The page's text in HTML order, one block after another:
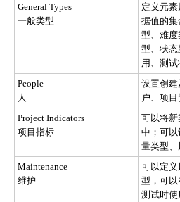
General Types
一般类型
定义元
据值的
型、难
型、状
用、测
People
人
设置创
户、项
Project Indicators
项目指标
可以将
中；可
量类型、
Maintenance
维护
可以定
型，可
测试时使